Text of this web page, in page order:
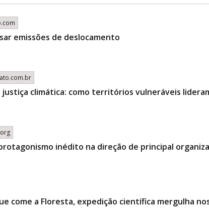
emissões de deslocamento
climática: como territórios vulneráveis
inédito na direção de principal
come a Floresta, expedição científica mergulha